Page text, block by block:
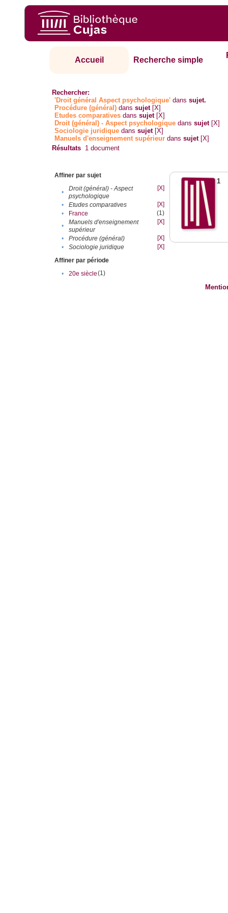
Accueil Recherche simple
Rechercher:
'Droit général Aspect psychologique' danssujet.
Procédure (général) danssujet [X]
Etudes comparatives danssujet [X]
Droit (général) - Aspect psychologique danssujet [X]
Sociologie juridique danssujet [X]
Manuels d'enseignement supérieur danssujet [X]
Résultats 1 document
Affiner par sujet
•
Droit (général) - Aspect
psychologique
[X]
• Etudes comparatives
[X]
•
France
(1)
•
Manuels d'enseignement
supérieur
[X]
• Procédure (général)
[X]
•
Sociologie juridique
[X]
Affiner par période
•
20e siècle(1)
1